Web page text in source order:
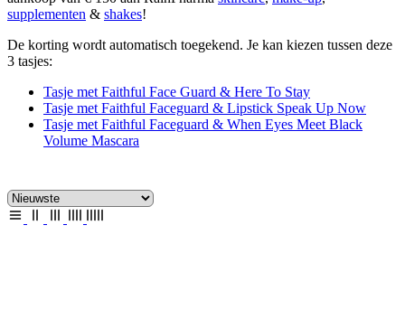
supplementen & shakes!
De korting wordt automatisch toegekend. Je kan kiezen tussen deze
3 tasjes:
Tasje met Faithful Face Guard & Here To Stay
Tasje met Faithful Faceguard & Lipstick Speak Up Now
Tasje met Faithful Faceguard & When Eyes Meet Black
Volume Mascara